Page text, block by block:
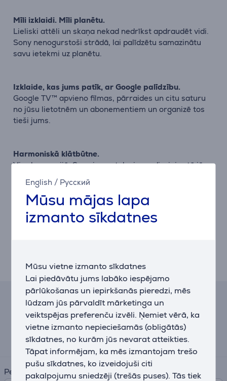
English / Русский
Mūsu mājas lapa
izmanto sīkdatnes
Mūsu vietne izmanto sīkdatnes
Lai piedāvātu jums labāko iespējamo
pārlūkošanas un iepirkšanās pieredzi, mēs
lūdzam jūs pārvaldīt mārketinga un
veiktspējas preferenču izvēli. Ņemiet vērā, ka
vietne izmanto nepieciešamās (obligātās)
sīkdatnes, no kurām jūs nevarat atteikties.
Tāpat informējam, ka mēs izmantojam trešo
pušu sīkdatnes, ko izveidojuši citi
pakalpojumu sniedzēji (trešās puses). Tās tiek
Mīli izklaidi. Mīli planētu.
Lieliski attēli un skaņa nekad nedrīkst apdraudēt vidi.
Sony nenogurstoši strādā, lai palīdzētu samazinātu
savu ietekmi uz planētu.
Izklaide, kas jums patīk, ar Google palīdzību.
Google TV™ apvieno filmas, pārraides un citu saturu
no jūsu lietotnēm un abonementiem un organizē tos
tieši jums.
Harmoniskā klātbūtne.
Viss harmonijā. Sony jauno televizoru dizaini rotā jūsu
dzīves telpu ar formām, materiāliem, krāsām un
virsmas apstrādi, kas lieliski saplūst ar interjera
dekoru, sienām un mājas kinozāles produktiem.
PlayStation®5 konsoli pilnīgai iegremdēšanai.
Līzinga un nomas kalkulators
Aptuvens ikmēneša maksājums
360 €
Periods